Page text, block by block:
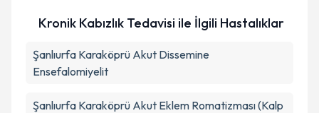
Kronik Kabızlık Tedavisi ile İlgili Hastalıklar
Şanlıurfa Karaköprü Akut Dissemine
Ensefalomiyelit
Şanlıurfa Karaköprü Akut Eklem Romatizması (Kalp